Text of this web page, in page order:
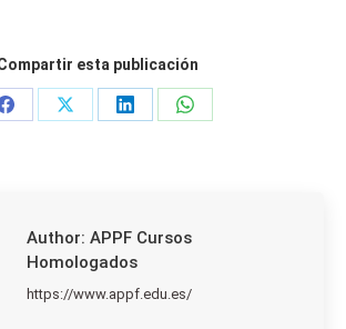
esta publicación
Share
Share
Share
Share
Author: APPF Cursos
Homologados
https://www.appf.edu.es/